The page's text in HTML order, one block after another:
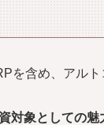
を含め、アルト
対象としての魅